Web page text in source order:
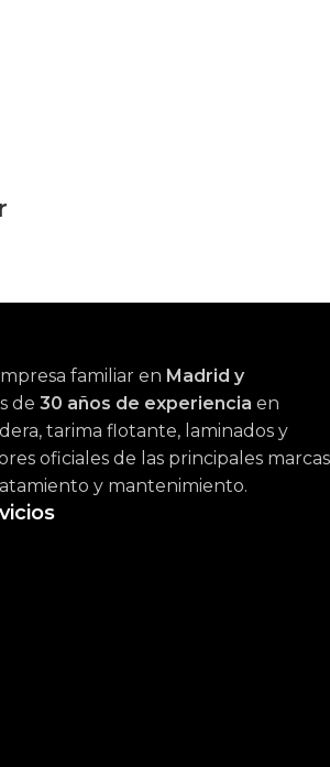
familiar en Madrid y
de 30 años de experiencia en
tarima flotante, laminados y
oficiales de las principales marcas
y mantenimiento.